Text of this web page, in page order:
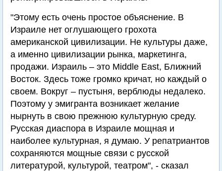
"Этому есть очень простое объяснение. В
Израиле нет оглушающего грохота
американской цивилизации. Не культуры даже,
а именно цивилизации рынка, маркетинга,
продажи. Израиль – это Middle East, Ближний
Восток. Здесь тоже громко кричат, но каждый о
своем. Вокруг – пустыня, верблюды недалеко.
Поэтому у эмигранта возникает желание
нырнуть в свою прежнюю культурную среду.
Русская диаспора в Израиле мощная и
наиболее культурная, я думаю. У репатриантов
сохраняются мощные связи с русской
литературой, культурой, театром", - сказал